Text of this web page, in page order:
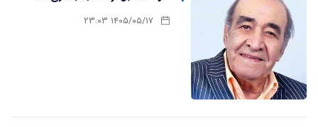
۱۴۰۵/۰۵/۱۷ ۲۳:۰۳